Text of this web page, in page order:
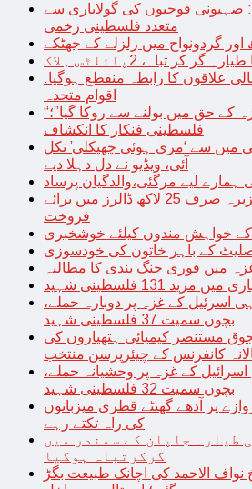
صہیونی فوجیوں کی گولاباری سے
متعدد فلسطینی زخمی
گردونواح میں زلزلے کے جھٹکے
گر کر تباہ، 2پائلٹس ہلاک
علاقوں کا رابطہ منقطع ہوگیا:
اقوام متحدہ
“ایوارڈ شو میں غزہ کے حق میں بولنے سے روکا گیا”؛
فلسطینی فنکار کا انکشاف
میں سے ‘مری ہوئی چھپکلی’ نکل
آئی، ویڈیو نے دل دہلا دیے
لیے مرگئی،والدگیان پرساد
امریکا میں خوبصورت جزیرہ صرف 25 لاکھ ڈالرز میں برائے
فروخت
کے خواہش مندوں کیلئے خوشخبری
کے باہر خاتون کی خودسوزی
غزہ میں فوری جنگ بندی کا مطالبہ
131 فلسطینی شہید
اسرئیل کے غزہ پر دوبارہ حملے،
بچوں سمیت 37 فلسطینی شہید
مستنصر کیمیائی ہتھیاروں کی
کانفرنس کے چیئرپرسن منتخب
کے غزہ پر وحشیانہ حملے،
بچوں سمیت 32 فلسطینی شہید
پر آدھے گھنٹے قطری میزبانوں
کی راہ تکتے رہے
طیارہ جاپان کے سمندر میں
گرکرتباہ ہوگیا
سالہ شیخ نواف الاحمد کی اچانک طبیعت بگڑ